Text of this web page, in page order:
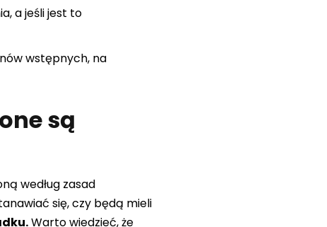
a jeśli jest to
wstępnych, na
są
według zasad
się, czy będą mieli
Warto wiedzieć, że